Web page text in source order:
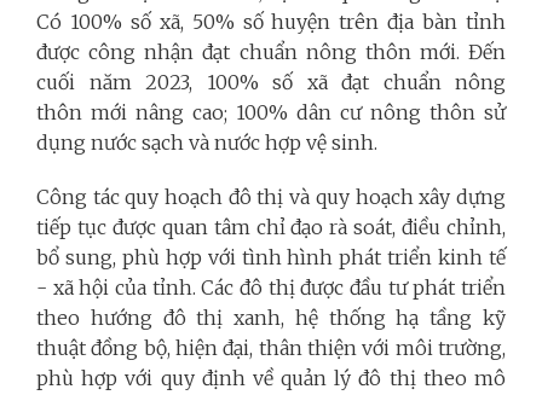
Có 100% số xã, 50% số huyện trên địa bàn tỉnh
được công nhận đạt chuẩn nông thôn mới. Đến
cuối năm 2023, 100% số xã đạt chuẩn nông
thôn mới nâng cao; 100% dân cư nông thôn sử
dụng nước sạch và nước hợp vệ sinh.
Công tác quy hoạch đô thị và quy hoạch xây dựng
tiếp tục được quan tâm chỉ đạo rà soát, điều chỉnh,
bổ sung, phù hợp với tình hình phát triển kinh tế
- xã hội của tỉnh. Các đô thị được đầu tư phát triển
theo hướng đô thị xanh, hệ thống hạ tầng kỹ
thuật đồng bộ, hiện đại, thân thiện với môi trường,
phù hợp với quy định về quản lý đô thị theo mô